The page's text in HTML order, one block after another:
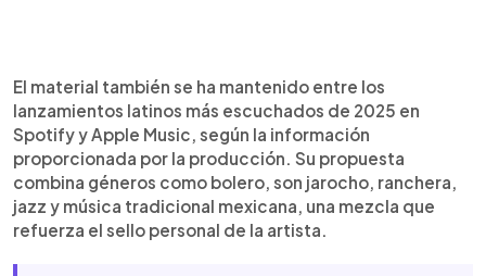
El material también se ha mantenido entre los
lanzamientos latinos más escuchados de 2025 en
Spotify y Apple Music, según la información
proporcionada por la producción. Su propuesta
combina géneros como bolero, son jarocho, ranchera,
jazz y música tradicional mexicana, una mezcla que
refuerza el sello personal de la artista.